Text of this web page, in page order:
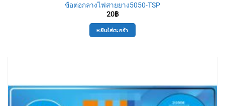
ข้อต่อกลางไฟสายยาง5050-TSP
20฿
หยิบใส่ตะกร้า